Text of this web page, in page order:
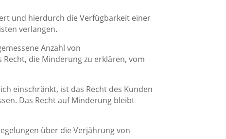
und hierdurch die Verfügbarkeit einer
verlangen.
Anzahl von
die Minderung zu erklären, vom
einschränkt, ist das Recht des Kunden
Das Recht auf Minderung bleibt
über die Verjährung von